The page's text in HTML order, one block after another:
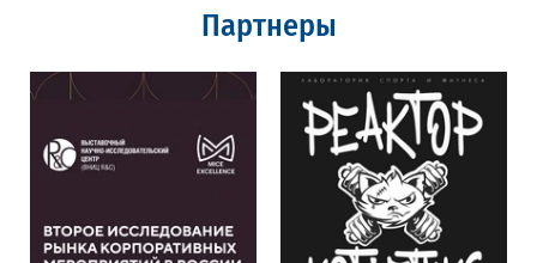
Партнеры